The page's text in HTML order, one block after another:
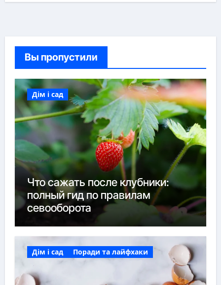
Вы пропустили
Дім і сад
Что сажать после клубники:
полный гид по правилам
севооборота
Дім і сад Поради та лайфхаки